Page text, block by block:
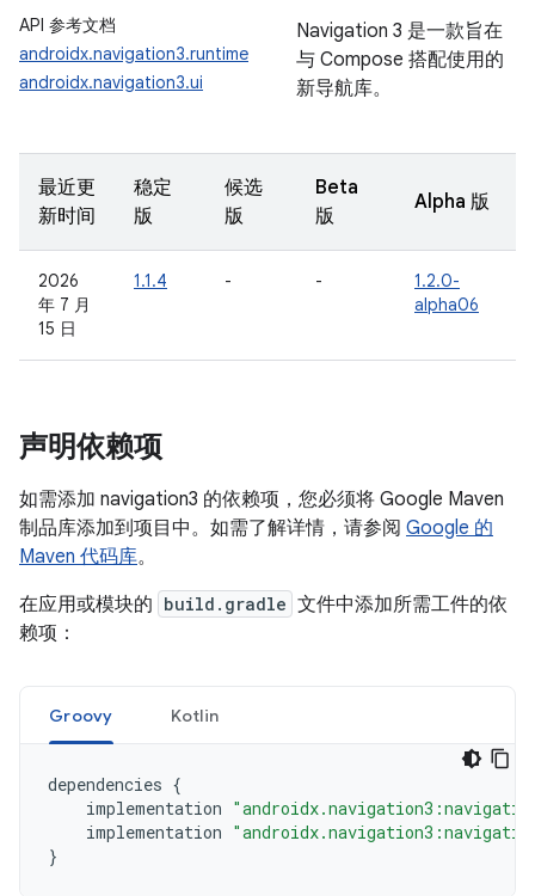
API 参考文档
androidx.navigation3.runtime
androidx.navigation3.ui
Navigation 3 是一款旨在
与 Compose 搭配使用的
新导航库。
最近更
新时间
稳定
版
候选
版
Beta
版
Alpha 版
2026
年 7 月
15 日
1.1.4 - -
1.2.0-
alpha06
声明依赖项
如需添加 navigation3 的依赖项，您必须将 Google Maven
制品库添加到项目中。如需了解详情，请参阅 Google 的
Maven 代码库。
在应用或模块的 build.gradle 文件中添加所需工件的依
赖项：
Groovy Kotlin
dependencies {
implementation
implementation
}